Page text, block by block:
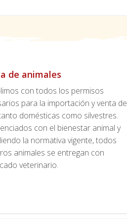
de animales
con todos los permisos
para la importación y venta de
domésticas como silvestres.
con el bienestar animal y
la normativa vigente, todos
animales se entregan con
veterinario.